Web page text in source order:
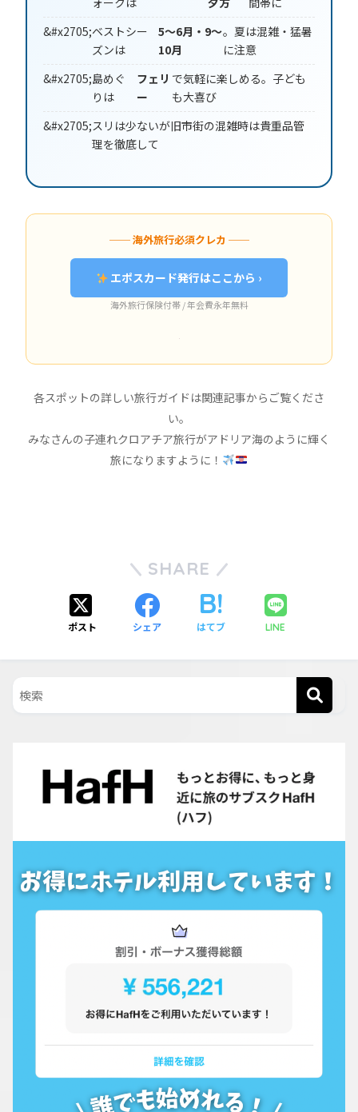
ベストシー
ズンは
5〜6月・9〜
10月
。夏は混雑・猛暑
に注意
島めぐ
りは
フェリ
ー
で気軽に楽しめる。子ども
も大喜び
スリは少ないが旧市街の混雑時は貴重品管
理を徹底して
── 海外旅行必須クレカ ──
エポスカード発行はここから ›
海外旅行保険付帯 / 年会費永年無料
各スポットの詳しい旅行ガイドは関連記事からご覧くださ
い。
みなさんの子連れクロアチア旅行がアドリア海のように輝く
旅になりますように！
SHARE
ポスト シェア はてブ LINE